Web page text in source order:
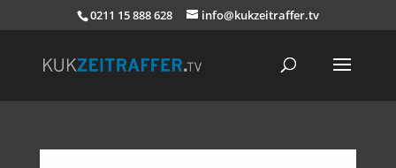
0211 15 888 628 info@kukzeitraffer.tv